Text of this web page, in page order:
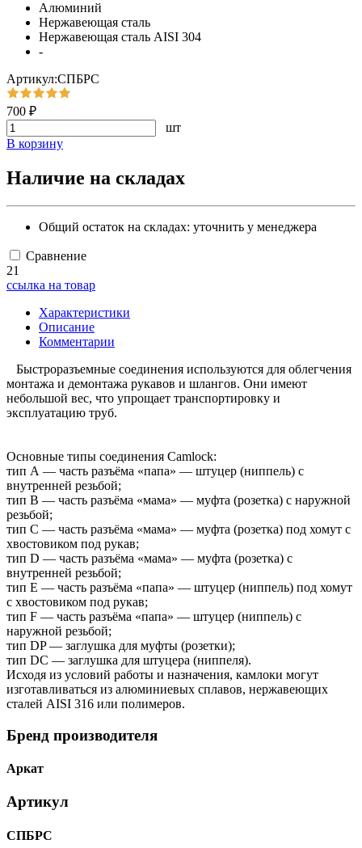
Алюминий
Нержавеющая сталь
Нержавеющая сталь AISI 304
-
Артикул:СПБРС
700 ₽
шт
В корзину
Наличие на складах
Общий остаток на складах: уточнить у менеджера
Сравнение
21
ссылка на товар
Характеристики
Описание
Комментарии
Быстроразъемные соединения используются для облегчения
монтажа и демонтажа рукавов и шлангов. Они имеют
небольшой вес, что упрощает транспортировку и
эксплуатацию труб.
Основные типы соединения Camlock:
тип А — часть разъёма «папа» — штуцер (ниппель) с
внутренней резьбой;
тип B — часть разъёма «мама» — муфта (розетка) с наружной
резьбой;
тип С — часть разъёма «мама» — муфта (розетка) под хомут с
хвостовиком под рукав;
тип D — часть разъёма «мама» — муфта (розетка) с
внутренней резьбой;
тип Е — часть разъёма «папа» — штуцер (ниппель) под хомут
с хвостовиком под рукав;
тип F — часть разъёма «папа» — штуцер (ниппель) с
наружной резьбой;
тип DP — заглушка для муфты (розетки);
тип DC — заглушка для штуцера (ниппеля).
Исходя из условий работы и назначения, камлоки могут
изготавливаться из алюминиевых сплавов, нержавеющих
сталей AISI 316 или полимеров.
Бренд производителя
Аркат
Артикул
СПБРС